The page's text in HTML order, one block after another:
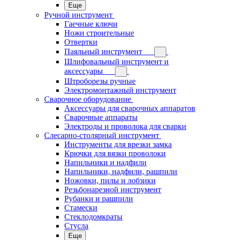
Еще
Ручной инструмент
Гаечные ключи
Ножи строительные
Отвертки
Паяльный инструмент
Шлифовальный инструмент и
аксессуары
Штроборезы ручные
Электромонтажный инструмент
Сварочное оборудование
Аксессуары для сварочных аппаратов
Сварочные аппараты
Электроды и проволока для сварки
Слесарно-столярный инструмент
Инструменты для врезки замка
Крючки для вязки проволоки
Напильники и надфили
Напильники, надфили, рашпили
Ножовки, пилы и лобзики
Резьбонарезной инструмент
Рубанки и рашпили
Стамески
Стеклодомкраты
Стусла
Еще